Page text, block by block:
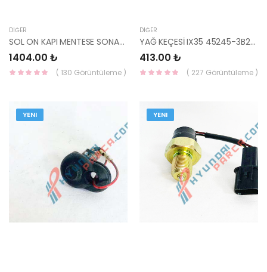
DIĞER
SOL ON KAPI MENTESE SONATA 99- 79310-38000-HMC
1404.00 ₺
( 130 Görüntüleme )
DIĞER
YAĞ KEÇESİ IX35 45245-3B200-HMC
413.00 ₺
( 227 Görüntüleme )
YENI YENI